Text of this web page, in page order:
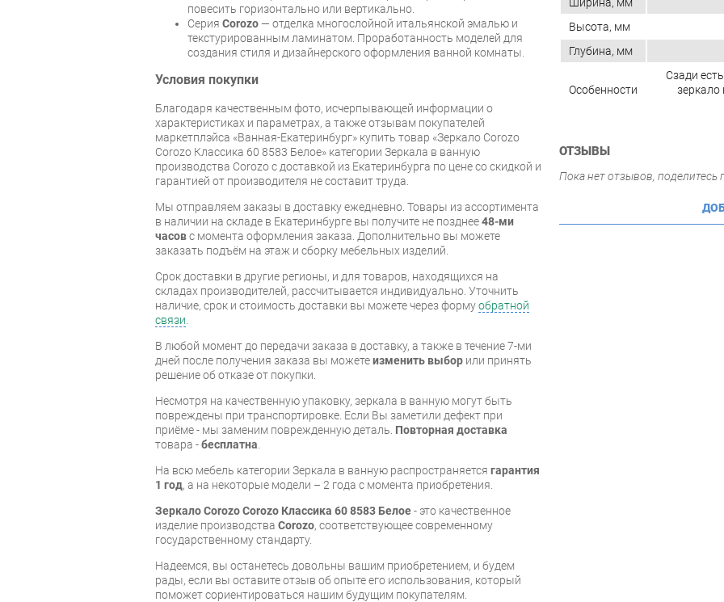
повесить горизонтально или вертикально.
Серия Corozo — отделка многослойной итальянской эмалью и
текстурированным ламинатом. Проработанность моделей для
создания стиля и дизайнерского оформления ванной комнаты.
Условия покупки
Благодаря качественным фото, исчерпывающей информации о
характеристиках и параметрах, а также отзывам покупателей
маркетплэйса «Ванная-Екатеринбург» купить товар «Зеркало Corozo
Corozo Классика 60 8583 Белое» категории Зеркала в ванную
производства Corozo с доставкой из Екатеринбурга по цене со скидкой и
гарантией от производителя не составит труда.
Мы отправляем заказы в доставку ежедневно. Товары из ассортимента
в наличии на складе в Екатеринбурге вы получите не позднее48-ми
часовс момента оформления заказа. Дополнительно вы можете
заказать подъём на этаж и сборку мебельных изделий.
Срок доставки в другие регионы, и для товаров, находящихся на
складах производителей, рассчитывается индивидуально. Уточнить
наличие, срок и стоимость доставки вы можете через формуобратной
связи
В любой момент до передачи заказа в доставку, а также в течение 7-ми
дней после получения заказа вы можетеизменить выбор или принять
решение об отказе от покупки.
Несмотря на качественную упаковку, зеркала в ванную могут быть
повреждены при транспортировке. Если Вы заметили дефект при
приёме - мы заменим поврежденную деталь. Повторная доставка
товара -бесплатна
На всю мебель категории Зеркала в ванную распространяется гарантия
1 год, а на некоторые модели – 2 года с момента приобретения.
Зеркало Corozo Corozo Классика 60 8583 Белое- это качественное
изделие производства Corozo, соответствующее современному
государственному стандарту.
Надеемся, вы останетесь довольны вашим приобретением, и будем
рады, если вы оставите отзыв об опыте его использования, который
поможет сориентироваться нашим будущим покупателям.
Высота, мм
Глубина, мм
Особенности
Сзади
зеркало
ОТЗЫВЫ
Пока нет отзывов,